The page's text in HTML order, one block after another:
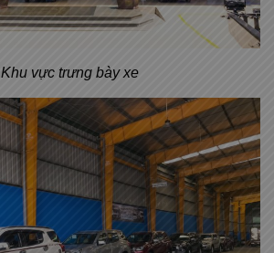
Khu vực trưng bày xe